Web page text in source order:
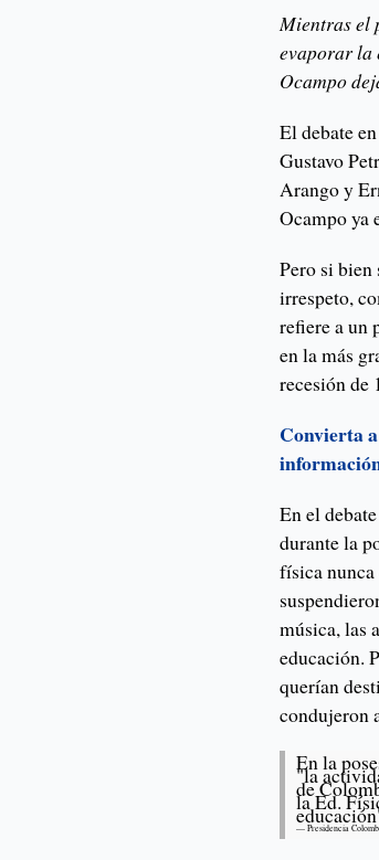
Mientras el
evaporar la
Ocampo
El debate
Gustavo
Arango y
Ocampo ya
Pero si bien
irrespeto,
refiere a un
en la más
recesión de
Convierta
En el
durante la
física
música, las
educación.
querían
condujeron
En la
"la
de
la Ed.
— Presidencia